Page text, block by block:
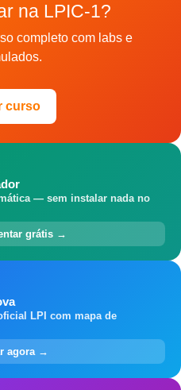
na LPIC-1?
completo com labs e
curso
— sem instalar nada no
grátis →
LPI com mapa de
agora →